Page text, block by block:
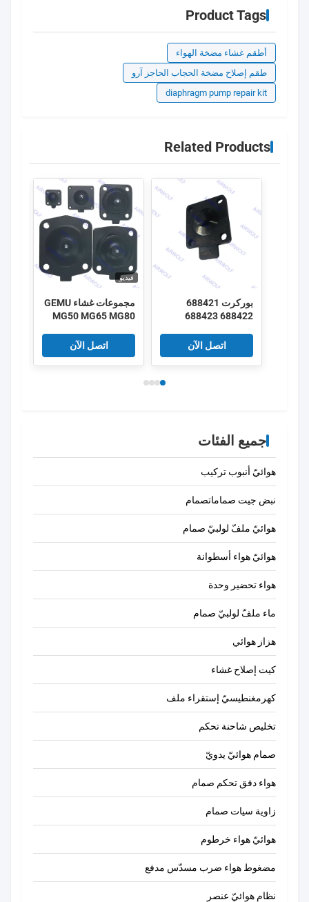
Product Tags
أطقم غشاء مضخة الهواء
طقم إصلاح مضخة الحجاب الحاجز آرو
diaphragm pump repair kit
Related Products
بوركرت 688421
688422 688423
الحاجز 2030A 2030
مجموعة إصلاح الصمام
الكهربائي
اتصل الآن
فيديو
مجموعات غشاء GEMU
MG50 MG65 MG80
اتصل الآن
جميع الفئات
هوائيّ أنبوب تركيب
نبض جيت صماماتصمام
هوائيّ ملفّ لولبيّ صمام
هوائيّ هواء أسطوانة
هواء تحضير وحدة
ماء ملفّ لولبيّ صمام
هزاز هوائي
كيت إصلاح غشاء
كهرمغنطيسيّ إستقراء ملف
تخليص شاحنة تحكم
صمام هوائيّ يدويّ
هواء دفق تحكم صمام
زاوية سيات صمام
هوائيّ هواء خرطوم
مضغوط هواء ضرب مسدّس مدفع
نظام هوائيّ عنصر